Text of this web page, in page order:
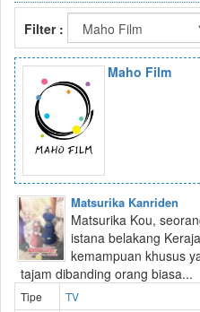
Filter :
Maho Film
Matsurika Kanriden
Matsurika Kou,
istana belakang
kemampuan khusus
tajam dibanding orang biasa...
Tipe
TV